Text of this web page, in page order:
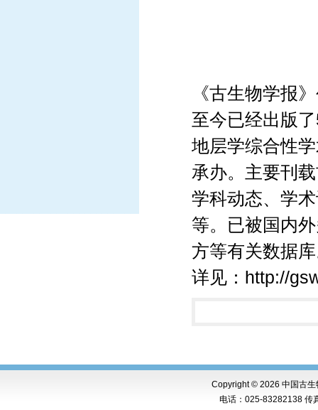
《古生物学报
至今已经出版
地层学综合性
承办。主要刊
学科动态、学
等。 已被国内
方等有关数据
详见：http://
Copyright © 2026 中国古
电话：025-83282138 传